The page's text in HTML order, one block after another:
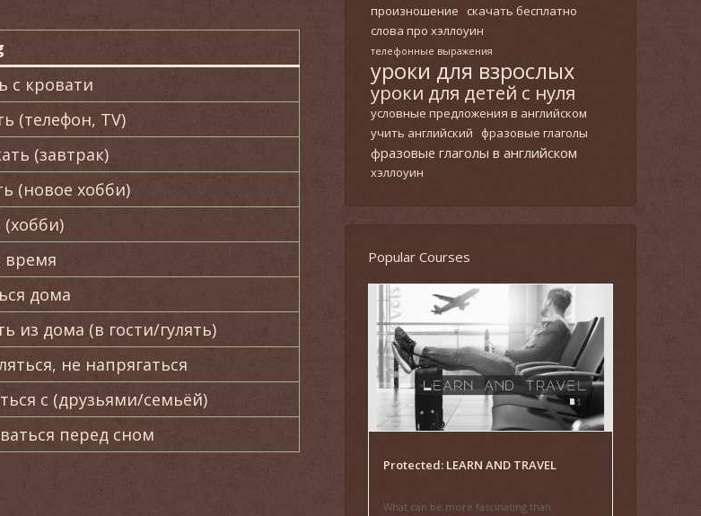
с кровати
(телефон, TV)
(завтрак)
(новое хобби)
(хобби)
время
дома
из дома (в гости/гулять)
не напрягаться
с (друзьями/семьёй)
перед сном
произношение
скачать бесплатно
слова про хэллоуин
телефонные выражения
уроки для взрослых
уроки для детей с нуля
условные предложения в английском
учить английский
фразовые глаголы
фразовые глаголы в английском
хэллоуин
Popular Courses
Protected: LEARN AND TRAVEL
What can be more fascinating than